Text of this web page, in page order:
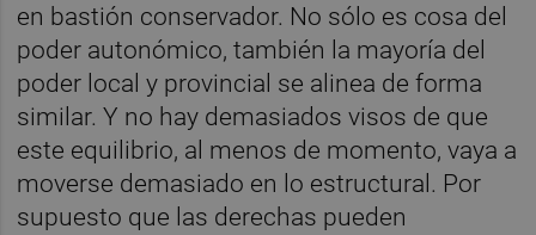
en bastión conservador. No sólo es cosa del
poder autonómico, también la mayoría del
poder local y provincial se alinea de forma
similar. Y no hay demasiados visos de que
este equilibrio, al menos de momento, vaya a
moverse demasiado en lo estructural. Por
supuesto que las derechas pueden